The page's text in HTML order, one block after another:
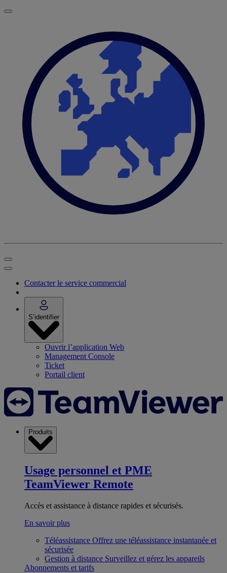
Contacter le service commercial
S’identifier
Ouvrir l’application Web
Management Console
Ticket
Portail client
Produits
Usage personnel et PME
TeamViewer Remote
Accès et assistance à distance rapides et sécurisés.
En savoir plus
Téléassistance Offrez une téléassistance instantanée et
sécurisée
Gestion à distance Surveillez et gérez les appareils
Abonnements et tarifs